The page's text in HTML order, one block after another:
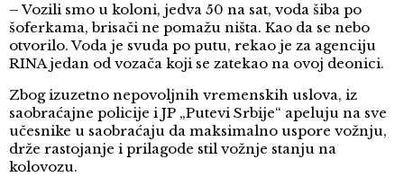
– Vozili smo u koloni, jedva 50 na sat, voda šiba po
šoferkama, brisači ne pomažu ništa. Kao da se nebo
otvorilo. Voda je svuda po putu, rekao je za agenciju
RINA jedan od vozača koji se zatekao na ovoj deonici.
Zbog izuzetno nepovoljnih vremenskih uslova, iz
saobraćajne policije i JP „Putevi Srbije“ apeluju na sve
učesnike u saobraćaju da maksimalno uspore vožnju,
drže rastojanje i prilagode stil vožnje stanju na
kolovozu.